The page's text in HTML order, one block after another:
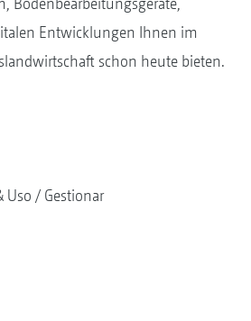
Entwicklungen Ihnen im
schon heute bieten.
Uso Gestionar